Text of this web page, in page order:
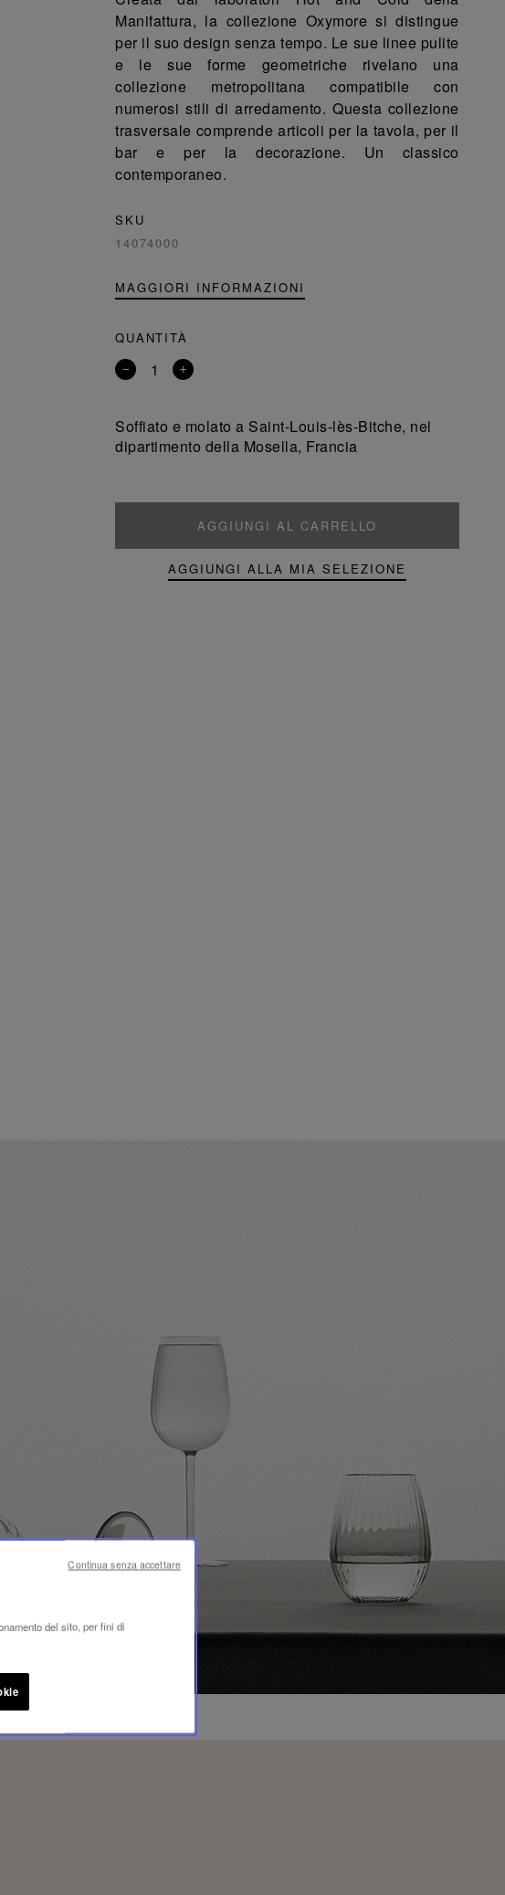
Manifattura, la collezione Oxymore si distingue
per il suo design senza tempo. Le sue linee pulite
e le sue forme geometriche rivelano una
collezione metropolitana compatibile con
numerosi stili di arredamento. Questa collezione
trasversale comprende articoli per la tavola, per il
bar e per la decorazione. Un classico
contemporaneo.
SKU
14074000
MAGGIORI INFORMAZIONI
QUANTITÀ
Rimuovi
Aggiungi
Soffiato e molato a Saint-Louis-lès-Bitche, nel
dipartimento della Mosella, Francia
AGGIUNGI AL CARRELLO
AGGIUNGI ALLA MIA SELEZIONE
del sito, per fini di
Continua senza accettare